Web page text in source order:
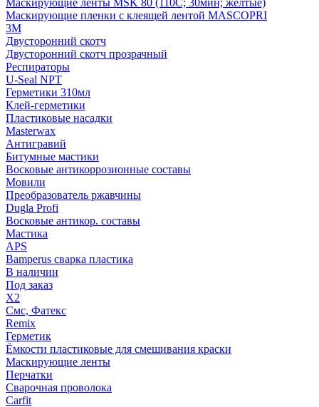
Маскирующие ленты MSK 80 (110С; 30мин; желтые)
Маскирующие пленки с клеящей лентой MASCOPRI
3M
Двусторонний скотч
Двусторонний скотч прозрачный
Респираторы
U-Seal NPT
Герметики 310мл
Клей-герметики
Пластиковые насадки
Masterwax
Антигравий
Битумные мастики
Восковые антикоррозионные составы
Мовили
Преобразователь ржавчины
Dugla Profi
Восковые антикор. составы
Мастика
APS
Bamperus сварка пластика
В наличии
Под заказ
X2
Смс, Фатекс
Remix
Герметик
Ёмкости пластиковые для смешивания краски
Маскирующие ленты
Перчатки
Сварочная проволока
Carfit